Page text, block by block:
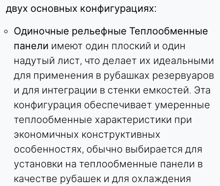
двух основных конфигурациях:
Одиночные рельефные Теплообменные
панели имеют один плоский и один
надутый лист, что делает их идеальными
для применения в рубашках резервуаров
и для интеграции в стенки емкостей. Эта
конфигурация обеспечивает умеренные
теплообменные характеристики при
экономичных конструктивных
особенностях, обычно выбирается для
установки на теплообменные панели в
качестве рубашек и для охлаждения
hjSession#, hjSessionUser#,
Hotjar Ltd.
Анализ поведения пользователей
Сессия - 1 год
ВНЕШНИЕ МЕДИА
Позволяет использовать контент сторонних
разработчиков, например видео. При активации